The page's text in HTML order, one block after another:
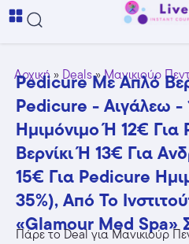
Αρχική » Deals»Μανικιούρ
Pedicure Με Απλό
Pedicure - Αιγάλεω -
Ημιμόνιμο Ή 12€
Βερνίκι Ή 13€ Για
15€ Για Pedicure
35%), Από Το
«Glamour Med Spa»
Πάρε το Deal για Μανικιούρ